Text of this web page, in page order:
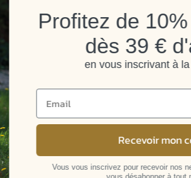
punti vendita
sulla privacy
Recensioni
Profitez de
dès 39 €
en vous inscrivant à la
Recevoir mon
Vous vous inscrivez pour recevoir nos